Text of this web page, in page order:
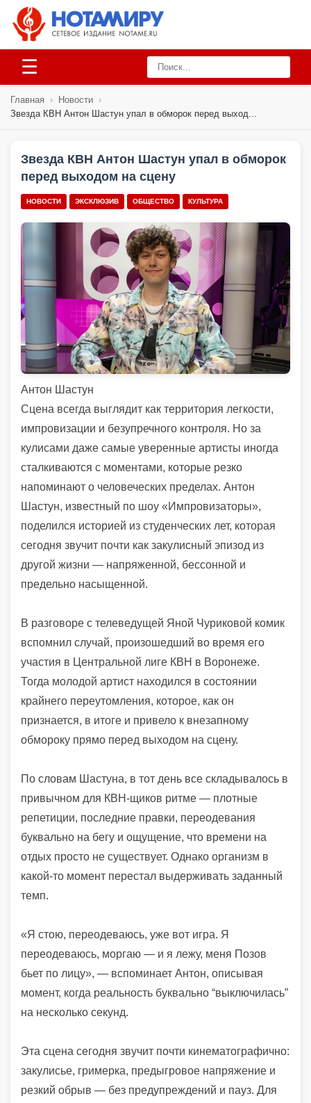
☰
Главная › Новости ›
Звезда КВН Антон Шастун упал в обморок перед выход...
Звезда КВН Антон Шастун упал в обморок
перед выходом на сцену
НОВОСТИ ЭКСКЛЮЗИВ ОБЩЕСТВО КУЛЬТУРА
Антон Шастун
Сцена всегда выглядит как территория легкости,
импровизации и безупречного контроля. Но за
кулисами даже самые уверенные артисты иногда
сталкиваются с моментами, которые резко
напоминают о человеческих пределах. Антон
Шастун, известный по шоу «Импровизаторы»,
поделился историей из студенческих лет, которая
сегодня звучит почти как закулисный эпизод из
другой жизни — напряженной, бессонной и
предельно насыщенной.
В разговоре с телеведущей Яной Чуриковой комик
вспомнил случай, произошедший во время его
участия в Центральной лиге КВН в Воронеже.
Тогда молодой артист находился в состоянии
крайнего переутомления, которое, как он
признается, в итоге и привело к внезапному
обмороку прямо перед выходом на сцену.
По словам Шастуна, в тот день все складывалось в
привычном для КВН-щиков ритме — плотные
репетиции, последние правки, переодевания
буквально на бегу и ощущение, что времени на
отдых просто не существует. Однако организм в
какой-то момент перестал выдерживать заданный
темп.
«Я стою, переодеваюсь, уже вот игра. Я
переодеваюсь, моргаю — и я лежу, меня Позов
бьет по лицу», — вспоминает Антон, описывая
момент, когда реальность буквально “выключилась”
на несколько секунд.
Эта сцена сегодня звучит почти кинематографично:
закулисье, гримерка, предыгровое напряжение и
резкий обрыв — без предупреждений и пауз. Для